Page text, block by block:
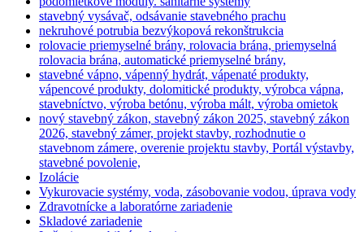
stavebný vysávač, odsávanie stavebného prachu
nekruhové potrubia bezvýkopová rekonštrukcia
rolovacie priemyselné brány, rolovacia brána, priemyselná
rolovacia brána, automatické priemyselné brány,
stavebné vápno, vápenný hydrát, vápenaté produkty,
vápencové produkty, dolomitické produkty, výrobca vápna,
stavebníctvo, výroba betónu, výroba mált, výroba omietok
nový stavebný zákon, stavebný zákon 2025, stavebný zákon
2026, stavebný zámer, projekt stavby, rozhodnutie o
stavebnom zámere, overenie projektu stavby, Portál výstavby,
stavebné povolenie,
Izolácie
Vykurovacie systémy, voda, zásobovanie vodou, úprava vody
Zdravotnícke a laboratórne zariadenie
Skladové zariadenie